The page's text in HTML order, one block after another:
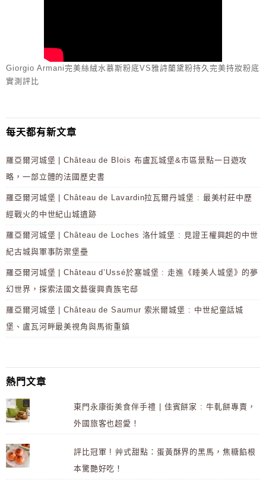
Giorgio Armani完美絲絨水慕斯粉底VS雅詩蘭黛粉持久完美持妝粉底
實測評比
每天都有新文章
羅亞爾河城堡 | Château de Blois 布盧瓦城堡&市區景點一日遊攻
略，一部立體的法國歷史書
羅亞爾河城堡 | Château de Lavardin拉瓦爾丹城堡 : 最美村莊中歷
經戰火的中世紀山城遺跡
羅亞爾河城堡 | Château de Loches 洛什城堡 : 見證王權興起的中世
紀古城與軍事防禦堡壘
羅亞爾河城堡 | Château d’Ussé於塞城堡 : 走進《睡美人城堡》的夢
幻世界，探索法國文藝復興貴族宅邸
羅亞爾河城堡 | Château de Saumur 索米爾城堡 : 中世紀童話城
堡、盧瓦河畔最美視角與馬術重鎮
熱門文章
東門永康街美食伴手禮 | 佳賓餅家 : 牛軋餅專賣，
外國旅客也超愛！
評比冠軍 ! 艸式甜點：蛋黃酥界的黑馬，焦糖餡根
本驚艷好吃！